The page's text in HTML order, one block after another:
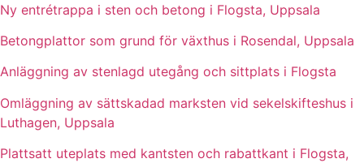
Ny entrétrappa i sten och betong i Flogsta, Uppsala
Betongplattor som grund för växthus i Rosendal, Uppsala
Anläggning av stenlagd utegång och sittplats i Flogsta
Omläggning av sättskadad marksten vid sekelskifteshus i
Luthagen, Uppsala
Plattsatt uteplats med kantsten och rabattkant i Flogsta,